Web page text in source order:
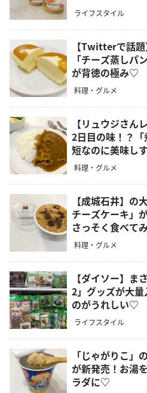
ライフスタイル
【Twitterで話
「チーズ蒸しパ
が背徳の極み♡
料理・グルメ
【リュウジさん
2日目の味！？
短なのに美味し
料理・グルメ
【成城石井】の
チーズケーキ」
さっそく食べて
料理・グルメ
【ダイソー】ま
2」グッズが大
のがうれしい♡
ライフスタイル
「じゃがりこ」
が新発売！お湯
ラダに♡